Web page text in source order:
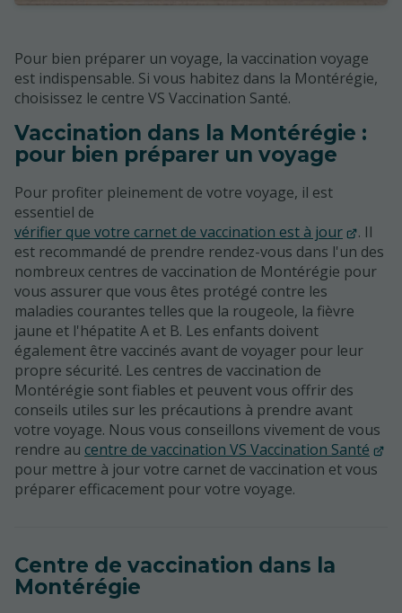
Pour bien préparer un voyage, la vaccination voyage
est indispensable. Si vous habitez dans la Montérégie,
choisissez le centre VS Vaccination Santé.
Vaccination dans la Montérégie :
pour bien préparer un voyage
Pour profiter pleinement de votre voyage, il est
essentiel de
vérifier que votre carnet de vaccination est à jour
. Il
est recommandé de prendre rendez-vous dans l'un des
nombreux centres de vaccination de Montérégie pour
vous assurer que vous êtes protégé contre les
maladies courantes telles que la rougeole, la fièvre
jaune et l'hépatite A et B. Les enfants doivent
également être vaccinés avant de voyager pour leur
propre sécurité. Les centres de vaccination de
Montérégie sont fiables et peuvent vous offrir des
conseils utiles sur les précautions à prendre avant
votre voyage. Nous vous conseillons vivement de vous
rendre au centre de vaccination VS Vaccination Santé
pour mettre à jour votre carnet de vaccination et vous
préparer efficacement pour votre voyage.
Centre de vaccination dans la
Montérégie